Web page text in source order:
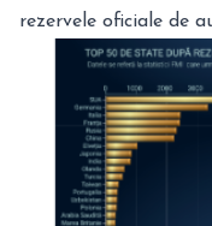
rezervele oficiale de